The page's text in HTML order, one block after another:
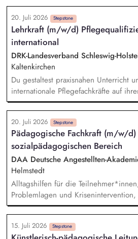
theoretische als auch praktische
einem wöchentlichen Stundendeputat
Optional: Sozialpädagogische
Auszubildenden und Unterstützung
sozialen und schulischen Herausforderungen
engem Austausch mit den
unterstützt die Praxisanleitenden (m/
persönlichen und kulturellen
20. Juli 2026 Stepstone
Lehrkraft (m/w/d)
international
DRK-Landesverband Schleswig-
Kaltenkirchen
Du gestaltest praxisnahen Unterricht
internationale Pflegefachkräfte auf
Anerkennung. Zu deinen Aufgaben
Planung, Durchführung und
Unterrichtseinheiten, Praxisbegleitung
Zusammenarbeit mit
Praxisanleitenden, Vorbereitung der
Anerkennungs- und
und Begleitung während der
Mitwirkung bei der Entwicklung
Lernkonzepte, Dokumentation sowie
Aufgaben im Rahmen der
Mitarbeit in einem
20. Juli 2026 Stepstone
Pädagogische Fachkraft (m/w/
sozialpädagogischen Bereich
DAA Deutsche Angestellten-
Helmstedt
Alltagshilfen für die
Problemlagen und
Beratung und Einzelfallhilfe
Informationsaustausch im Team
zuständigen Betrieben sowie dem
15. Juli 2026 Stepstone